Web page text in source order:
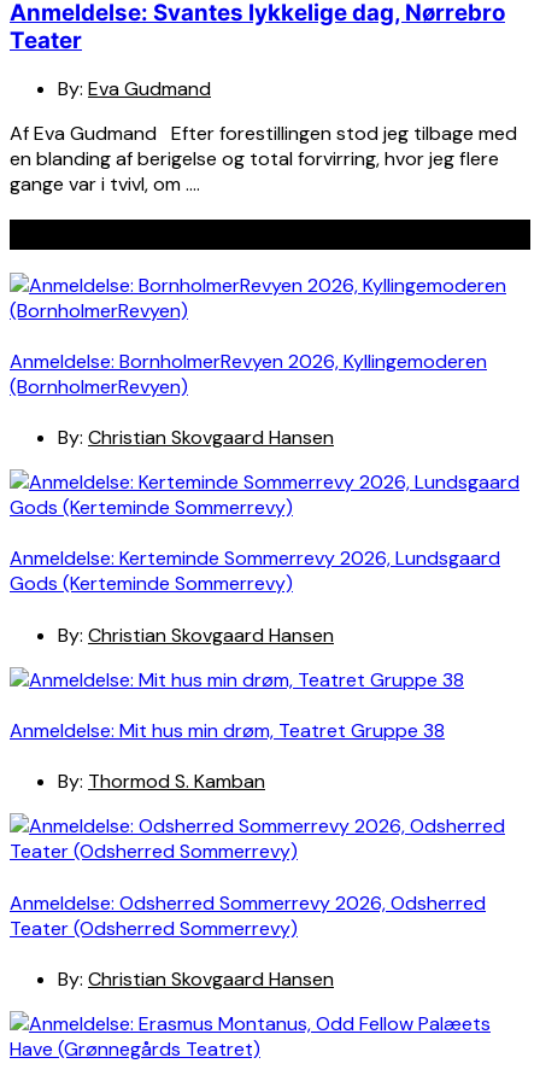
Anmeldelse: Svantes lykkelige dag, Nørrebro
Teater
By: Eva Gudmand
Af Eva Gudmand Efter forestillingen stod jeg tilbage med
en blanding af berigelse og total forvirring, hvor jeg flere
gange var i tvivl, om ….
Anmeldelse: BornholmerRevyen 2026, Kyllingemoderen
(BornholmerRevyen)
By: Christian Skovgaard Hansen
Anmeldelse: Kerteminde Sommerrevy 2026, Lundsgaard
Gods (Kerteminde Sommerrevy)
By: Christian Skovgaard Hansen
Anmeldelse: Mit hus min drøm, Teatret Gruppe 38
By: Thormod S. Kamban
Anmeldelse: Odsherred Sommerrevy 2026, Odsherred
Teater (Odsherred Sommerrevy)
By: Christian Skovgaard Hansen